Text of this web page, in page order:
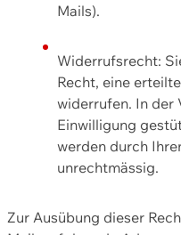
Mails).
Widerrufsrecht:
Recht, eine
widerrufen. In der
Einwilligung
werden durch
unrechtmässig.
Zur Ausübung dieser